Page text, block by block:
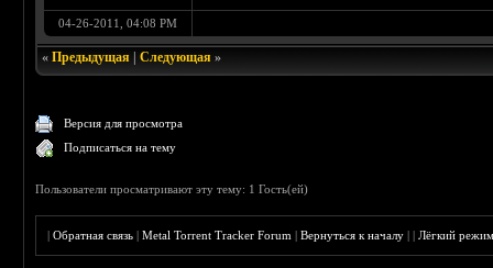
04-26-2011, 04:08 PM
«Предыдущая |Следующая »
Версия для просмотра
Подписаться на тему
Пользователи просматривают эту тему: 1 Гость(ей)
|Обратная связь |Metal Torrent Tracker Forum |Вернуться к началу ||Лёгкий